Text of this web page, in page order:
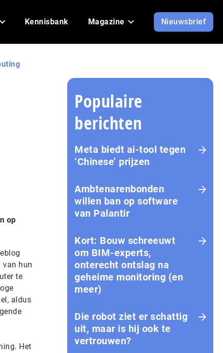
Kennisbank Magazine Nieuwsbrief
op
van hun
te
aldus
Het
Populaire
berichten
Meta biedt ai-tool tegen
‘Chinese’ prijzen
Ambtenarenbonden
willen ban op software
van Palantir
Kort: Bouw schreeuwt
om BIM-experts,
onterecht ontslag na
geheime monitoring (en
meer)
Die robot ziet er schattig
uit, maar is hij ook te
vertrouwen?